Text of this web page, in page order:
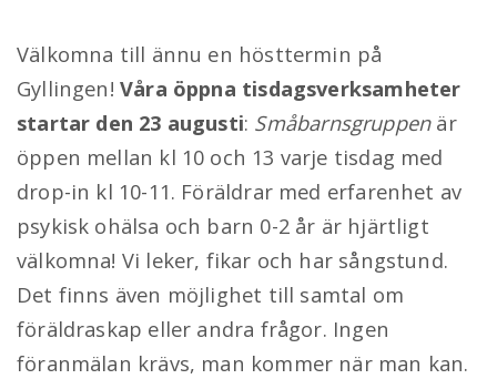
Terminsstart på Gyllingen
På
Publicerad
på
18 augusti, 2022 Lisa Gustafsson
till
Gyllingen Nyhet
Välkomna till ännu en hösttermin på
Gyllingen!Våra öppna tisdagsverksamheter
startar den 23 augusti: Småbarnsgruppen är
öppen mellan kl 10 och 13 varje tisdag med
drop-in kl 10-11. Föräldrar med erfarenhet av
psykisk ohälsa och barn 0-2 år är hjärtligt
välkomna! Vi leker, fikar och har sångstund.
Det finns även möjlighet till samtal om
föräldraskap eller andra frågor. Ingen
föranmälan krävs, man kommer när man kan.